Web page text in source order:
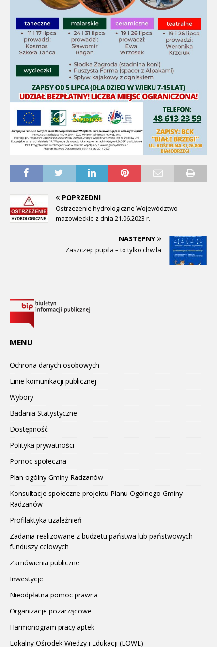
POPRZEDNI
Ostrzeżenie hydrologiczne Województwo
mazowieckie z dnia 21.06.2023 r.
NASTĘPNY
Zaszczep pupila – to tylko chwila
MENU
Ochrona danych osobowych
Linie komunikacji publicznej
Wybory
Badania Statystyczne
Dostępność
Polityka prywatności
Pomoc społeczna
Plan ogólny Gminy Radzanów
Konsultacje społeczne projektu Planu Ogólnego Gminy
Radzanów
Profilaktyka uzależnień
Zadania realizowane z budżetu państwa lub państwowych
funduszy celowych
Zamówienia publiczne
Inwestycje
Nieodpłatna pomoc prawna
Organizacje pozarządowe
Harmonogram pracy aptek
Lokalny Ośrodek Wiedzy i Edukacji (LOWE)